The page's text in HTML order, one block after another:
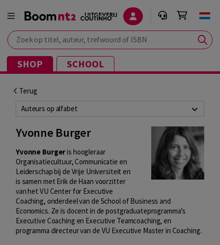
Zoek op titel, auteur, trefwoord of ISBN
SHOP SCHOOL
Terug
Auteurs op alfabet
Yvonne Burger
Yvonne Burgeris hoogleraar
Organisatiecultuur, Communicatie en
Leiderschap bij de Vrije Universiteit en
is samen met Erik de Haan voorzitter
van het VU Center for Executive
Coaching, onderdeel van de School of Business and
Economics. Ze is docent in de postgraduateprogramma’s
Executive Coaching en Executive Teamcoaching, en
programma directeur van de VU Executive Master in Coaching.